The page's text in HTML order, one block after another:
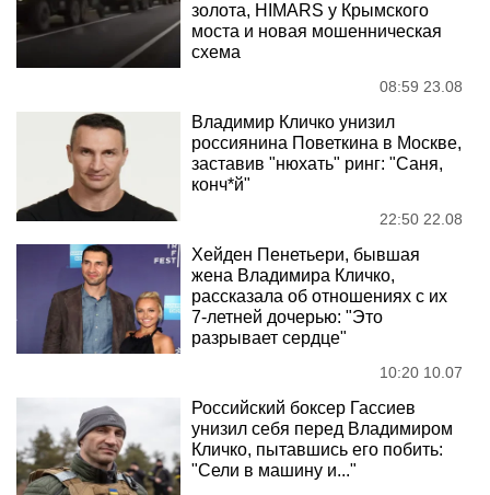
золота, HIMARS у Крымского
моста и новая мошенническая
схема
08:59 23.08
Владимир Кличко унизил
россиянина Поветкина в Москве,
заставив "нюхать" ринг: "Саня,
конч*й"
22:50 22.08
Хейден Пенетьери, бывшая
жена Владимира Кличко,
рассказала об отношениях с их
7-летней дочерью: "Это
разрывает сердце"
10:20 10.07
Российский боксер Гассиев
унизил себя перед Владимиром
Кличко, пытавшись его побить:
"Сели в машину и..."